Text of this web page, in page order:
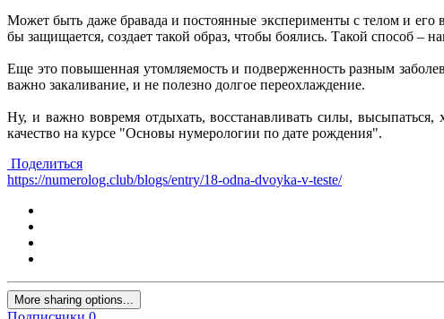
Может быть даже бравада и постоянные эксперименты с телом и его
бы защищается, создает такой образ, чтобы боялись. Такой способ –
Еще это повышенная утомляемость и подверженность разным
важно закаливание, и не полезно долгое переохлаждение.
Ну, и важно вовремя отдыхать, восстанавливать силы,
качество на курсе "Основы нумерологии по дате рождения".
Поделиться
https://numerolog.club/blogs/entry/18-odna-dvoyka-v-teste/
More sharing options...